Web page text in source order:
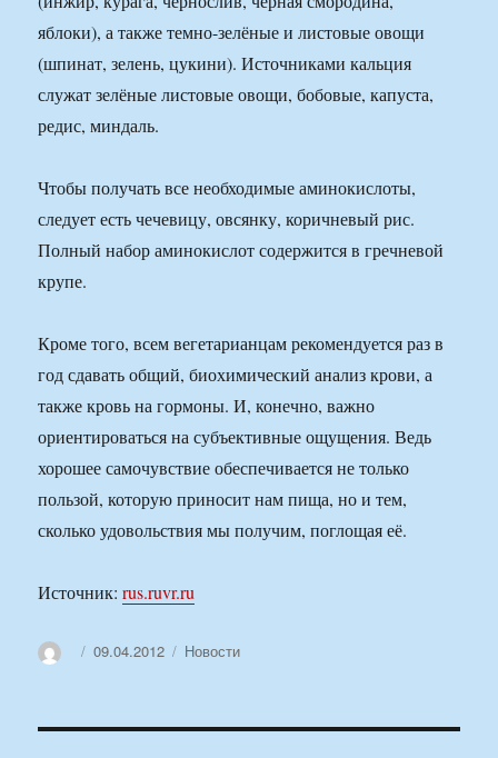
яблоки), а также темно-зелёные и листовые овощи
(шпинат, зелень, цукини). Источниками кальция
служат зелёные листовые овощи, бобовые, капуста,
редис, миндаль.
Чтобы получать все необходимые аминокислоты,
следует есть чечевицу, овсянку, коричневый рис.
Полный набор аминокислот содержится в гречневой
крупе.
Кроме того, всем вегетарианцам рекомендуется раз в
год сдавать общий, биохимический анализ крови, а
также кровь на гормоны. И, конечно, важно
ориентироваться на субъективные ощущения. Ведь
хорошее самочувствие обеспечивается не только
пользой, которую приносит нам пища, но и тем,
сколько удовольствия мы получим, поглощая её.
Источник:rus.ruvr.ru
АвторОпубликовано
09.04.2012 Рубрики
Новости